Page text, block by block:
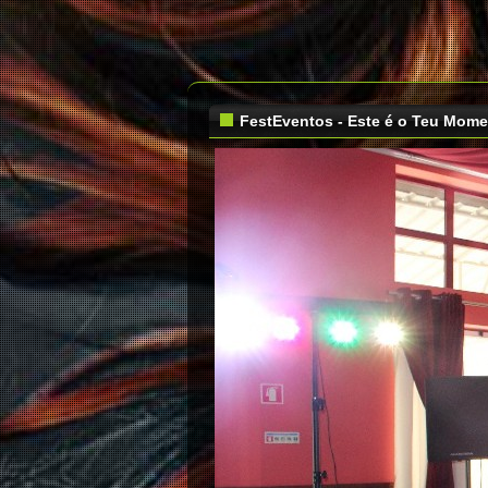
FestEventos - Este é o Teu